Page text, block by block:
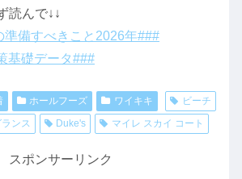
読んで↓↓
準備すべきこと2026年###
基礎データ###
ホールフーズ ワイキキ
ビーチ
ンス Duke's マイレ スカイ コート
スポンサーリンク